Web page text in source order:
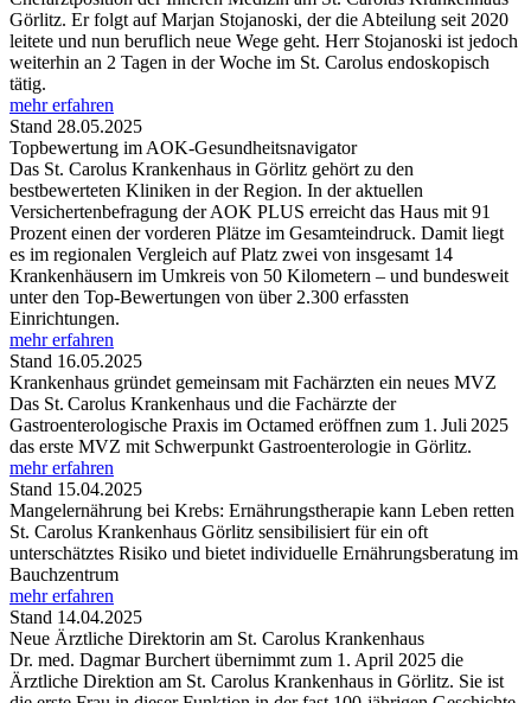
Görlitz. Er folgt auf Marjan Stojanoski, der die Abteilung seit 2020
leitete und nun beruflich neue Wege geht. Herr Stojanoski ist jedoch
weiterhin an 2 Tagen in der Woche im St. Carolus endoskopisch
tätig.
mehr erfahren
Stand 28.05.2025
Topbewertung im AOK-Gesundheitsnavigator
Das St. Carolus Krankenhaus in Görlitz gehört zu den
bestbewerteten Kliniken in der Region. In der aktuellen
Versichertenbefragung der AOK PLUS erreicht das Haus mit 91
Prozent einen der vorderen Plätze im Gesamteindruck. Damit liegt
es im regionalen Vergleich auf Platz zwei von insgesamt 14
Krankenhäusern im Umkreis von 50 Kilometern – und bundesweit
unter den Top-Bewertungen von über 2.300 erfassten
Einrichtungen.
mehr erfahren
Stand 16.05.2025
Krankenhaus gründet gemeinsam mit Fachärzten ein neues MVZ
Das St. Carolus Krankenhaus und die Fachärzte der
Gastroenterologische Praxis im Octamed eröffnen zum 1. Juli 2025
das erste MVZ mit Schwerpunkt Gastroenterologie in Görlitz.
mehr erfahren
Stand 15.04.2025
Mangelernährung bei Krebs: Ernährungstherapie kann Leben retten
St. Carolus Krankenhaus Görlitz sensibilisiert für ein oft
unterschätztes Risiko und bietet individuelle Ernährungsberatung im
Bauchzentrum
mehr erfahren
Stand 14.04.2025
Neue Ärztliche Direktorin am St. Carolus Krankenhaus
Dr. med. Dagmar Burchert übernimmt zum 1. April 2025 die
Ärztliche Direktion am St. Carolus Krankenhaus in Görlitz. Sie ist